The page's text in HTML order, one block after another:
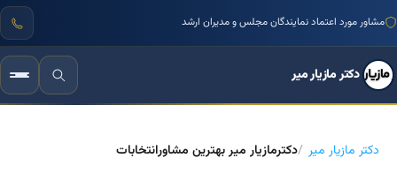
مشاور مورد اعتماد نمایندگان مجلس و مدیران ارشد
دکتر مازیار میر
دکتر مازیار میر دکترمازیار میر بهترین مشاورانتخابات